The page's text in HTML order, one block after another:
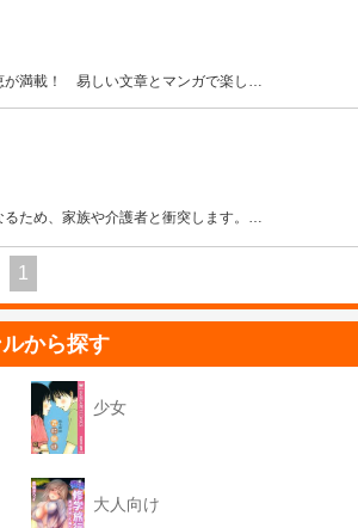
満載！ 易しい文章とマンガで楽し …
ため、家族や介護者と衝突します。 …
1
から探す
少女
大人向け